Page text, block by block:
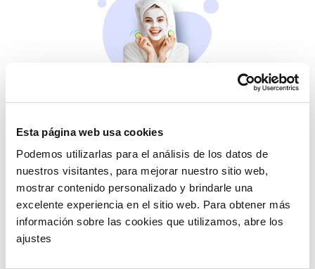
Esta página web usa cookies
Podemos utilizarlas para el análisis de los datos de
nuestros visitantes, para mejorar nuestro sitio web,
mostrar contenido personalizado y brindarle una
excelente experiencia en el sitio web. Para obtener más
información sobre las cookies que utilizamos, abre los
ajustes
Belleza
Si no te mimas tú…